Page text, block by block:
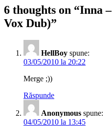
6 thoughts on “Inna
Vox Dub)”
HellBoy spune:
03/05/2010 la 20:22
Merge ;))
Răspunde
Anonymous spune:
04/05/2010 la 13:45